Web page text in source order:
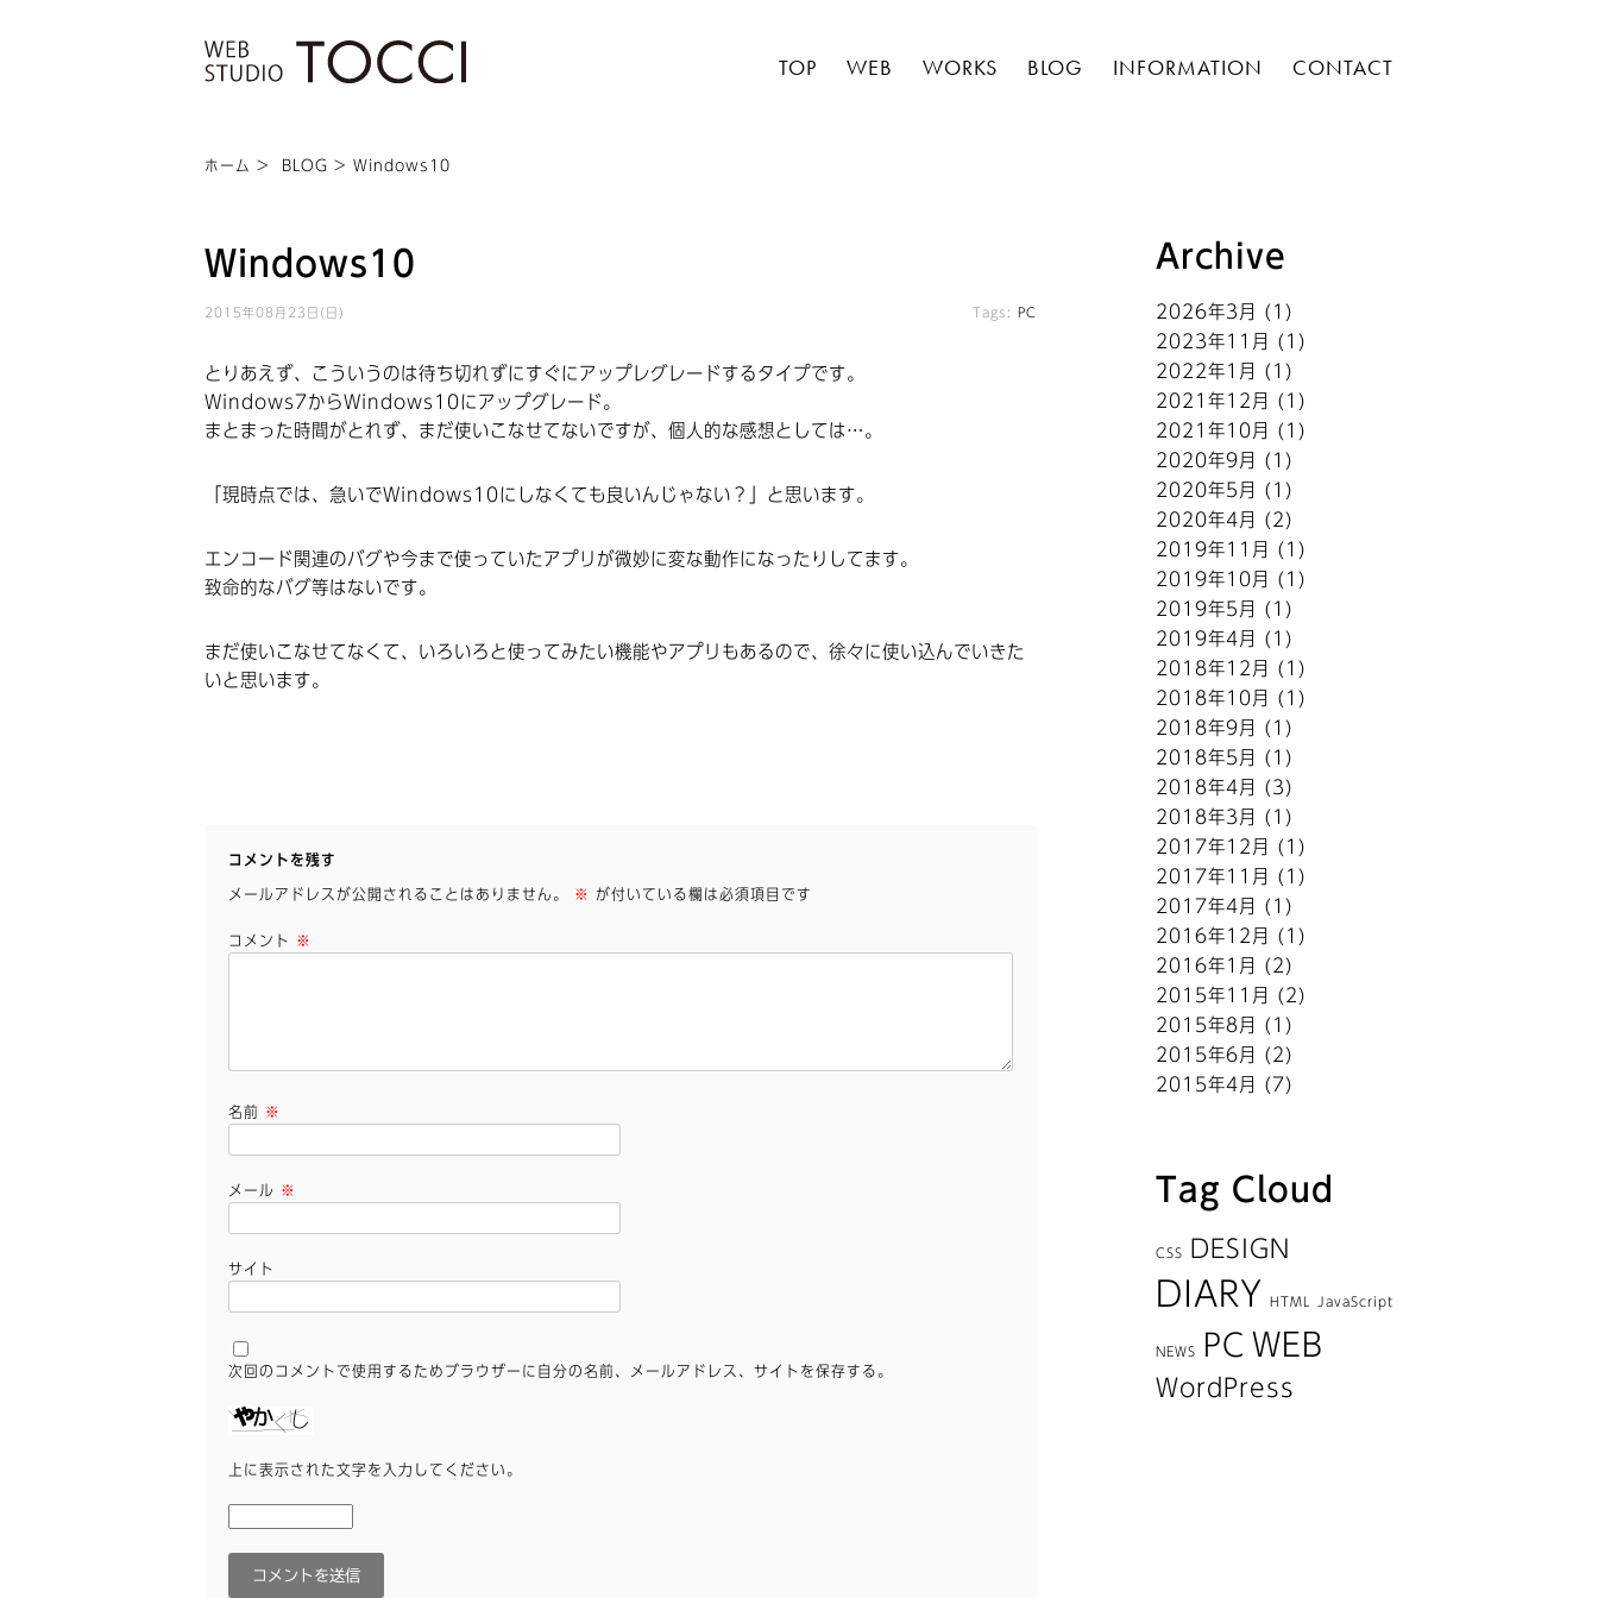
TOP WEB WORKS BLOG INFORMATION CONTACT
ホーム > BLOG > Windows10
Windows10
2015年08月23日(日) Tags: PC
とりあえず、こういうのは待ち切れずにすぐにアップレグレードするタイプです。
Windows7からWindows10にアップグレード。
まとまった時間がとれず、まだ使いこなせてないですが、個人的な感想としては…。
「現時点では、急いでWindows10にしなくても良いんじゃない？」と思います。
エンコード関連のバグや今まで使っていたアプリが微妙に変な動作になったりしてます。
致命的なバグ等はないです。
まだ使いこなせてなくて、いろいろと使ってみたい機能やアプリもあるので、徐々に使い込んでいきた
いと思います。
コメントを残す
メールアドレスが公開されることはありません。 ※ が付いている欄は必須項目です
コメント ※
名前 ※
メール ※
サイト
次回のコメントで使用するためブラウザーに自分の名前、メールアドレス、サイトを保存する。
上に表示された文字を入力してください。
Archive
2026年3月
(1)
2023年11月
(1)
2022年1月
(1)
2021年12月
(1)
2021年10月
(1)
2020年9月
(1)
2020年5月
(1)
2020年4月
(2)
2019年11月
(1)
2019年10月
(1)
2019年5月
(1)
2019年4月
(1)
2018年12月
(1)
2018年10月
(1)
2018年9月
(1)
2018年5月
(1)
2018年4月
(3)
2018年3月
(1)
2017年12月
(1)
2017年11月
(1)
2017年4月
(1)
2016年12月
(1)
2016年1月
(2)
2015年11月
(2)
2015年8月
(1)
2015年6月
(2)
2015年4月
(7)
Tag Cloud
CSS DESIGN
DIARY HTML JavaScript
NEWS PC WEB
WordPress